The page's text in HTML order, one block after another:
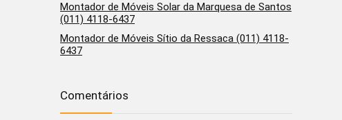
Montador de Móveis Solar da Marquesa de Santos
(011) 4118-6437
Montador de Móveis Sítio da Ressaca (011) 4118-
6437
Comentários